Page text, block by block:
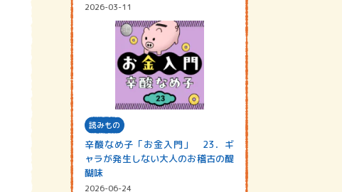
2026-03-11
読みもの
辛酸なめ子「お金入門」 23．ギ
ャラが発生しない大人のお稽古の醍
醐味
2026-06-24